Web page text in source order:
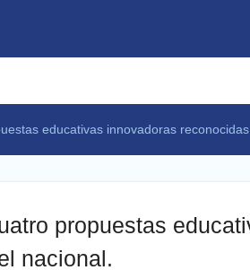
educativas innovadoras reconocidas
propuestas
nacional.